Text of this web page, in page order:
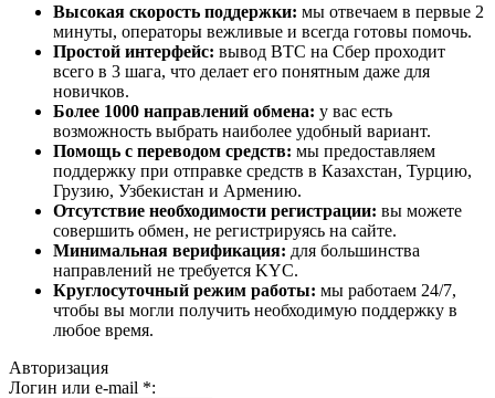
Высокая скорость поддержки: мы отвечаем в первые 2
минуты, операторы вежливые и всегда готовы помочь.
Простой интерфейс: вывод BTC на Сбер проходит
всего в 3 шага, что делает его понятным даже для
новичков.
Более 1000 направлений обмена: у вас есть
возможность выбрать наиболее удобный вариант.
Помощь с переводом средств: мы предоставляем
поддержку при отправке средств в Казахстан, Турцию,
Грузию, Узбекистан и Армению.
Отсутствие необходимости регистрации: вы можете
совершить обмен, не регистрируясь на сайте.
Минимальная верификация: для большинства
направлений не требуется KYC.
Круглосуточный режим работы: мы работаем 24/7,
чтобы вы могли получить необходимую поддержку в
любое время.
Авторизация
Логин или e-mail *: